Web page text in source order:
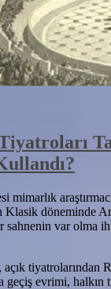
Klasik döneminde
sahnenin var olma
tiyatrolarından
geçiş evrimi,